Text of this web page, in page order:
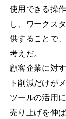
使用できる操
し、ワークス
供することで
考えだ。
顧客企業に対
ト削減だけが
ツールの活用
売り上げを伸